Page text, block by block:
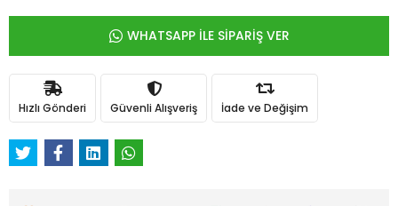
WHATSAPP İLE SİPARİŞ VER
Hızlı Gönderi Güvenli Alışveriş İade ve Değişim